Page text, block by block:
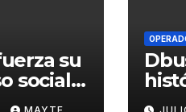
su
social y